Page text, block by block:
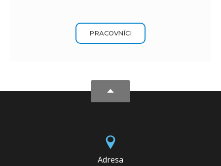
PRACOVNÍCI
Adresa